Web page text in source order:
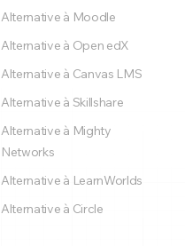
Alternative à Moodle
Alternative à Open edX
Alternative à Canvas LMS
Alternative à Skillshare
Alternative à Mighty
Networks
Alternative à LearnWorlds
Alternative à Circle